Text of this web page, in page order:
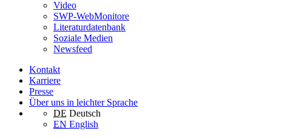
Video
SWP-WebMonitore
Literaturdatenbank
Soziale Medien
Newsfeed
Kontakt
Karriere
Presse
Über uns in leichter Sprache
DE Deutsch
EN English